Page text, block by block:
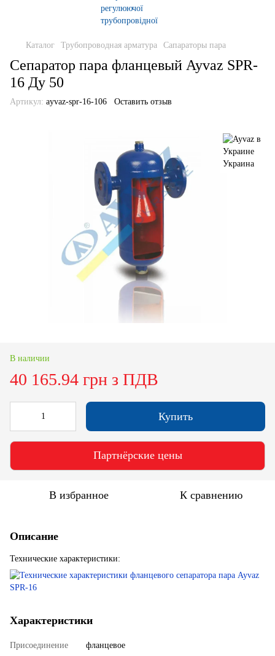
Каталог Трубопроводная арматура Сапараторы пара
Сепаратор пара фланцевый Ayvaz SPR-
16 Ду 50
Артикул: ayvaz-spr-16-106 Оставить отзыв
В наличии
40 165.94 грн з ПДВ
Купить
Партнёрские цены
В избранное К сравнению
Описание
Технические характеристики:
Характеристики
Присоединение
фланцевое